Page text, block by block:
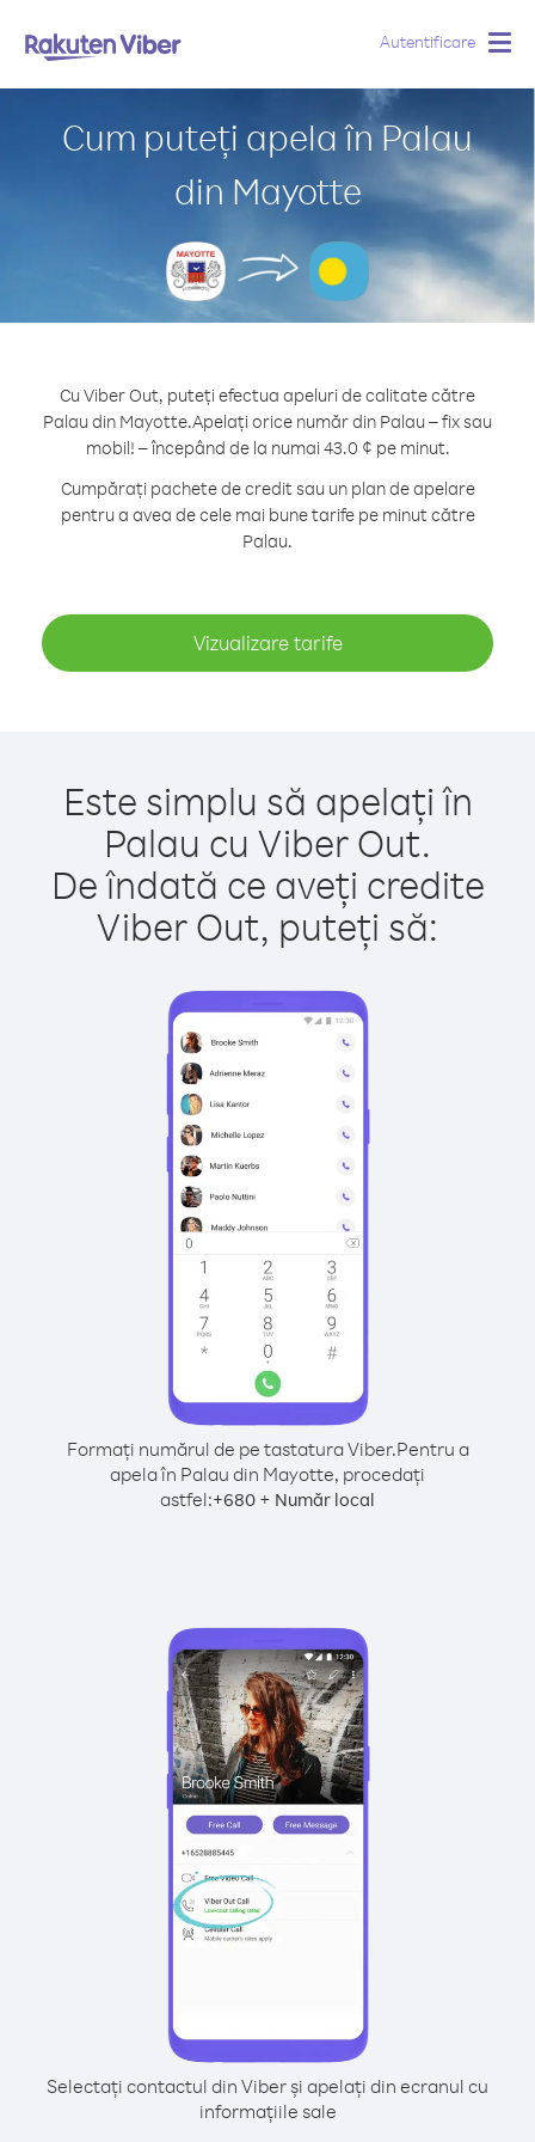
Autentificare
Cum puteți apela în Palau
din Mayotte
Cu Viber Out, puteți efectua apeluri de calitate către
Palau din Mayotte.Apelați orice număr din Palau – fix sau
mobil! – începând de la numai 43.0 ¢ pe minut.
Cumpărați pachete de credit sau un plan de apelare
pentru a avea de cele mai bune tarife pe minut către
Palau.
Vizualizare tarife
Este simplu să apelați în
Palau cu Viber Out.
De îndată ce aveți credite
Viber Out, puteți să:
Formați numărul de pe tastatura Viber.Pentru a
apela în Palau din Mayotte, procedați
astfel:+680 + Număr local
Selectați contactul din Viber și apelați din ecranul cu
informațiile sale